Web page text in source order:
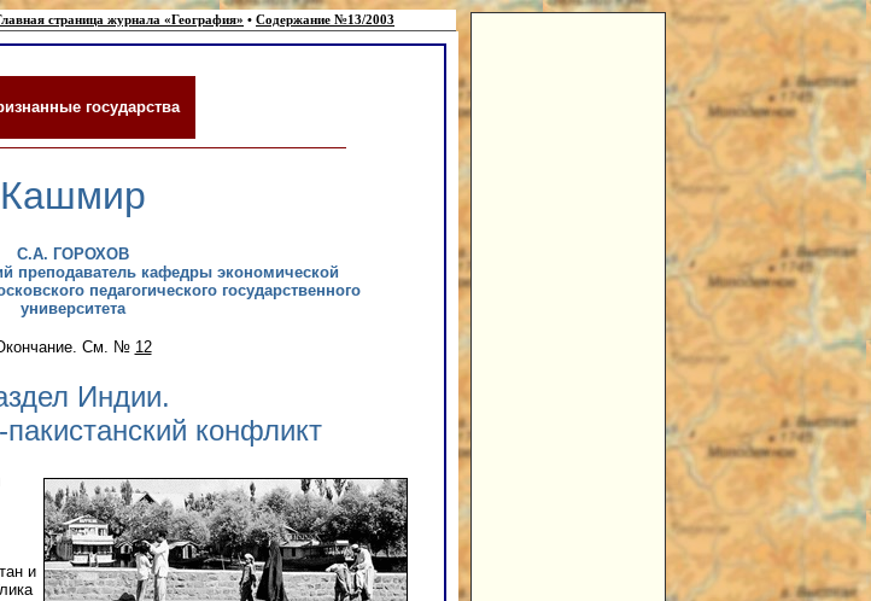
страница журнала «География» • Содержание №13/2003
государства
Кашмир
С.А. ГОРОХОВ
преподаватель кафедры экономической
педагогического государственного
университета
См. № 12
Индии.
конфликт
и